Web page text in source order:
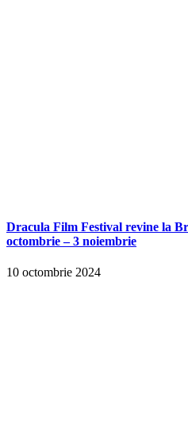
Dracula Film Festival revine la
octombrie – 3 noiembrie
10 octombrie 2024